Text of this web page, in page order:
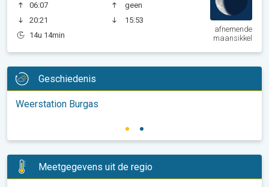
06:07
20:21
14u 14min
geen
15:53
afnemende
maansikkel
Geschiedenis
Weerstation Burgas
Meetgegevens uit de regio